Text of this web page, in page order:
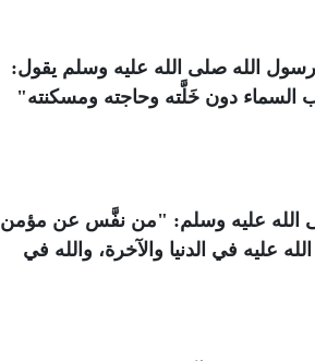
الله صلى الله عليه وسلم يقول:
السماء دون خَلَّته وحاجته ومسكنته"
الله عليه وسلم: "من نفَّس عن مؤمن
في الدنيا والآخرة، والله في